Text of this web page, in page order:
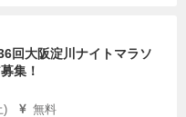
回大阪淀川ナイトマラソ
集！
) 無料